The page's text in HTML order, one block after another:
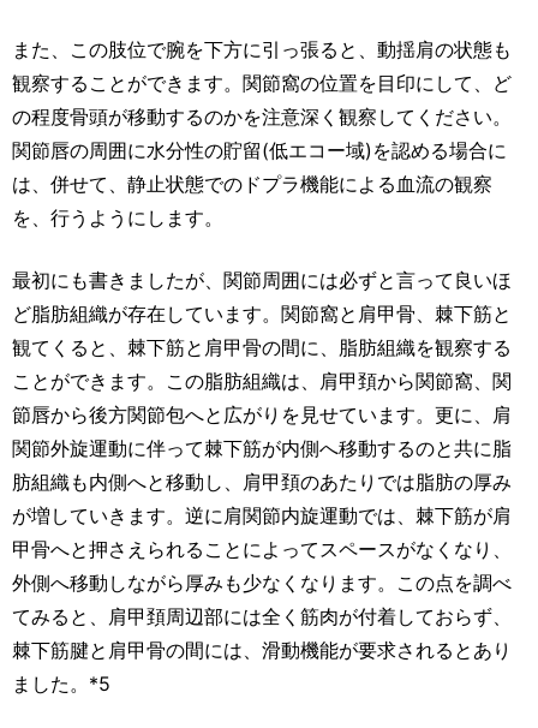
また、この肢位で腕を下方に引っ張ると、動揺肩の状態も
観察することができます。関節窩の位置を目印にして、ど
の程度骨頭が移動するのかを注意深く観察してください。
関節唇の周囲に水分性の貯留(低エコー域)を認める場合に
は、併せて、静止状態でのドプラ機能による血流の観察
を、行うようにします。
最初にも書きましたが、関節周囲には必ずと言って良いほ
ど脂肪組織が存在しています。関節窩と肩甲骨、棘下筋と
観てくると、棘下筋と肩甲骨の間に、脂肪組織を観察する
ことができます。この脂肪組織は、肩甲頚から関節窩、関
節唇から後方関節包へと広がりを見せています。更に、肩
関節外旋運動に伴って棘下筋が内側へ移動するのと共に脂
肪組織も内側へと移動し、肩甲頚のあたりでは脂肪の厚み
が増していきます。逆に肩関節内旋運動では、棘下筋が肩
甲骨へと押さえられることによってスペースがなくなり、
外側へ移動しながら厚みも少なくなります。この点を調べ
てみると、肩甲頚周辺部には全く筋肉が付着しておらず、
棘下筋腱と肩甲骨の間には、滑動機能が要求されるとあり
ました。*5